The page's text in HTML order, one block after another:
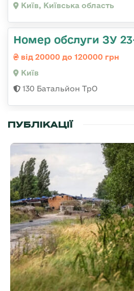
Київ, Київська область
Номер обслуги ЗУ
від 20000 до 120000 грн
Київ
130 Батальйон ТрО
ПУБЛІКАЦІЇ